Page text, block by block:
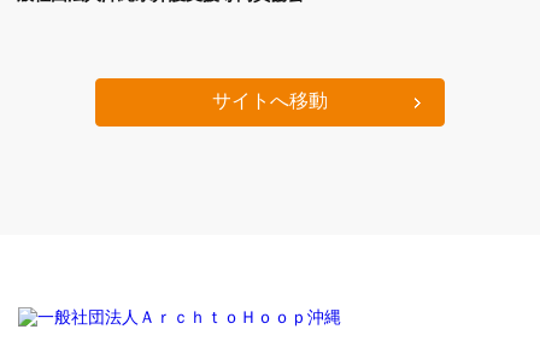
サイトへ移動